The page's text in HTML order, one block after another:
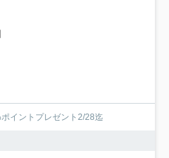
イントプレゼント2/28迄